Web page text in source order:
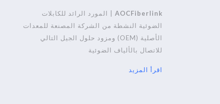
AOCFiberlink| المورد الرائد للكابلات
الضوئية النشطة من الشركة المصنعة للمعدات
الأصلية (OEM) ومزود حلول الجيل التالي
للاتصال بالألياف الضوئية
اقرأ المزيد